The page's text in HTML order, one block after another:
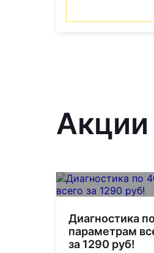
Акции
Диагностика
параметрам
за 1290 руб!